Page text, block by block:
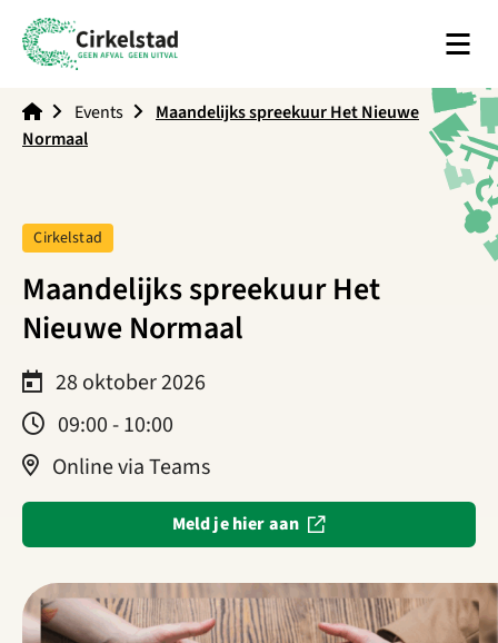
Menu
Events
Maandelijks spreekuur Het Nieuwe
Normaal
Maandelijks spreekuur Het
Nieuwe Normaal
Tag:
Cirkelstad
28 oktober 2026
09:00 - 10:00
Online via Teams
Meld je hier aan